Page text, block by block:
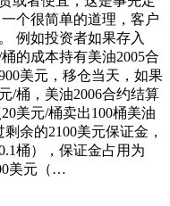
个很简单的道理，客户
例如投资者如果存入
的成本持有美油2005合
美元，移仓当天，如果
/桶，美油2006合约结算
美元/桶卖出100桶美油
余的2100美元保证金，
桶），保证金占用为
美元（…